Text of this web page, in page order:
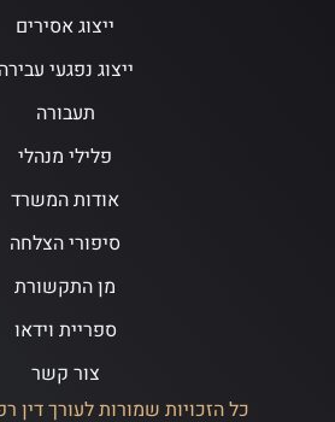
ייצוג אסירים
ייצוג נפגעי עבירה
תעבורה
פלילי מנהלי
אודות המשרד
סיפורי הצלחה
מן התקשורת
ספריית וידאו
צור קשר
כל הזכויות שמורות לעורך דין